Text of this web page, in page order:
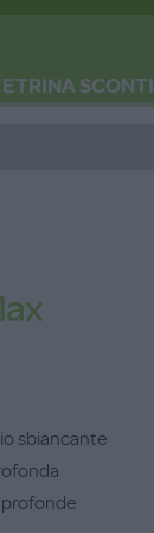
SCONTI
sbiancante